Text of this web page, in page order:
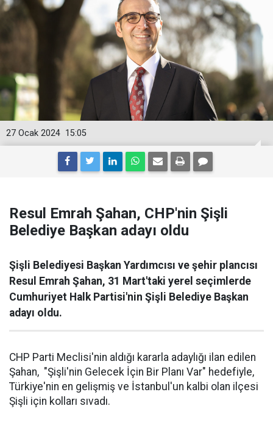
15:05
27 Ocak 2024
Resul Emrah Şahan, CHP'nin Şişli
Belediye Başkan adayı oldu
Şişli Belediyesi Başkan Yardımcısı ve şehir plancısı
Resul Emrah Şahan, 31 Mart'taki yerel seçimlerde
Cumhuriyet Halk Partisi'nin Şişli Belediye Başkan
adayı oldu.
CHP Parti Meclisi'nin aldığı kararla adaylığı ilan edilen
Şahan, "Şişli'nin Gelecek İçin Bir Planı Var" hedefiyle,
Türkiye'nin en gelişmiş ve İstanbul'un kalbi olan ilçesi
Şişli için kolları sıvadı.